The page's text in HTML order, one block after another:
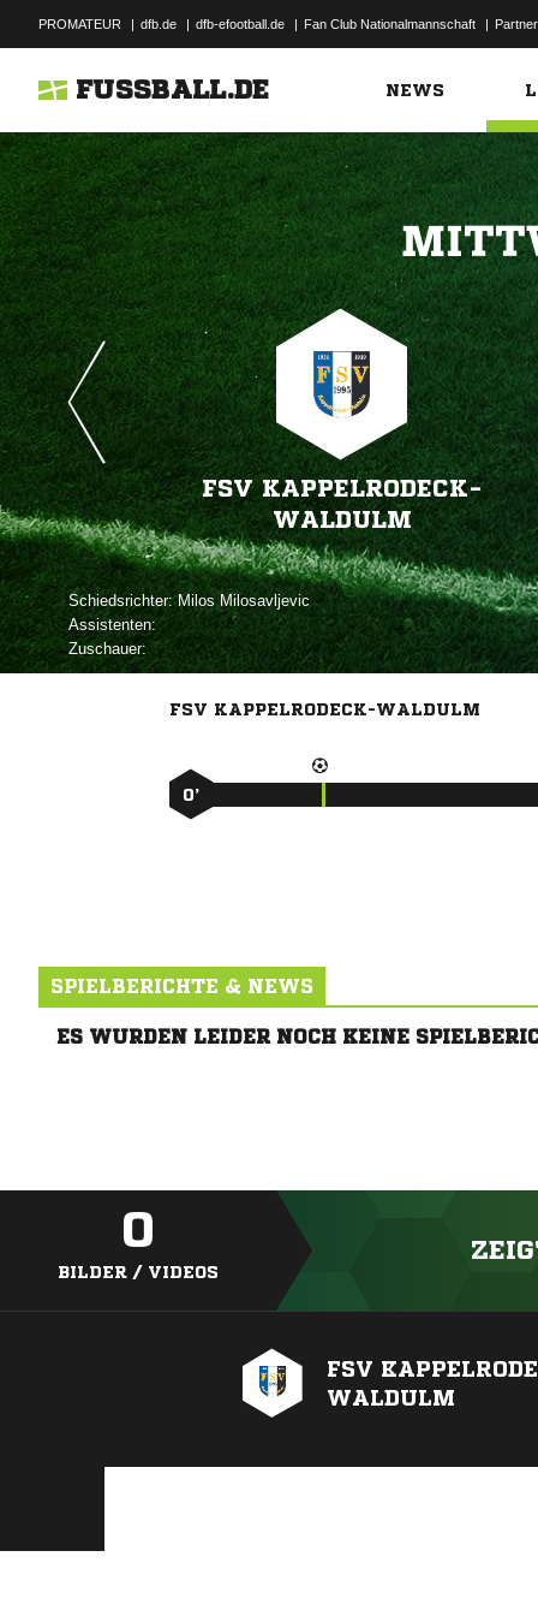
PROMATEUR | dfb.de | dfb-efootball.de | Fan Club Nationalmannschaft | Partner
FUSSBALL.DE NEWS
FSV KAPPELRODECK-
WALDULM
Schiedsrichter: 
Assistenten:
Zuschauer:
FSV KAPPELRODECK-WALDULM
0’
SPIELBERICHTE & NEWS
ES WURDEN LEIDER NOCH KEINE
0
BILDER / VIDEOS
FSV
WALDULM